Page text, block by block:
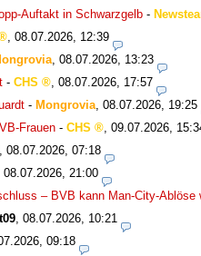
Auftakt in Schwarzgelb -
, 08.07.2026, 12:39
, 08.07.2026, 13:23
- CHS , 08.07.2026, 17:57
- Mongrovia, 08.07.2026, 19:25
Frauen - CHS , 09.07.2026,
, 08.07.2026, 07:18
08.07.2026, 21:00
– BVB kann Man-City-Ablöse
, 08.07.2026, 10:21
09:18